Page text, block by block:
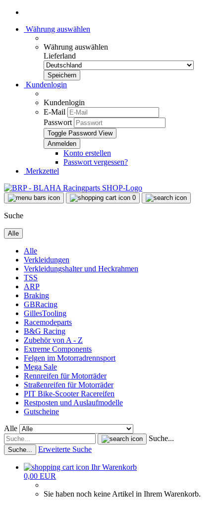
Währung auswählen
Währung auswählen
Lieferland
Kundenlogin
Kundenlogin
E-Mail
Passwort
Toggle Password View
Konto erstellen
Passwort vergessen?
Merkzettel
0
Suche
Alle
Alle
Verkleidungen
Verkleidungshalter und Heckrahmen
TSS
ARP
Braking
GBRacing
GillesTooling
Racemodeparts
B&G Racing
Zubehör von A - Z
Extreme Components
Felgen im Motorradrennsport
Mega Sale
Rennreifen für Motorräder
Straßenreifen für Motorräder
PIT Bike-Scooter Racereifen
Restposten und Auslaufmodelle
Gutscheine
Alle
Suche...
Suche... Erweiterte Suche
Ihr Warenkorb
0,00 EUR
Sie haben noch keine Artikel in Ihrem Warenkorb.